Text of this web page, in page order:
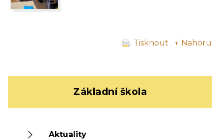
Tisknout ↑ Nahoru
Základní škola
Aktuality